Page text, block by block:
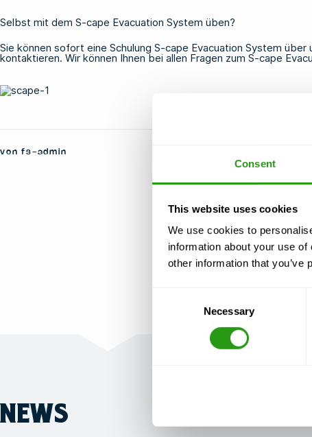
Consent
This website uses cookies
We use cookies to
information about your use
other information that you’ve
Necessary
Selbst mit dem S-cape Evacuation System üben?
Sie können sofort eine Schulung S-cape Evacuation System über
kontaktieren. Wir können Ihnen bei allen Fragen zum S-cape
von fs-admin
NEWS